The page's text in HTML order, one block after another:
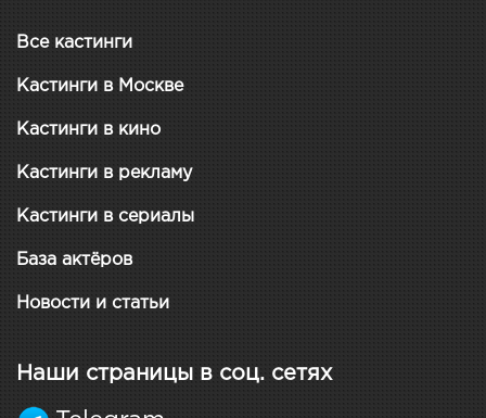
Все кастинги
Кастинги в Москве
Кастинги в кино
Кастинги в рекламу
Кастинги в сериалы
База актёров
Новости и статьи
Наши страницы в соц. сетях